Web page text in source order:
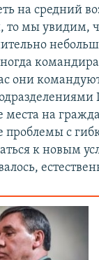
на средний
то мы увидим,
они
на
проблемы с
к новым